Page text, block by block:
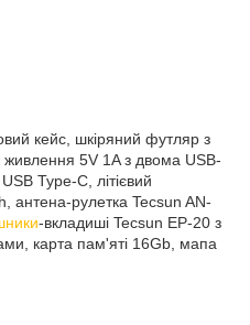
кейс, шкіряний футляр з
живлення 5V 1A з двома USB-
USB Type-C, літієвий
антена-рулетка Tecsun AN-
-вкладиші Tecsun EP-20 з
карта пам'яті 16Gb, мапа